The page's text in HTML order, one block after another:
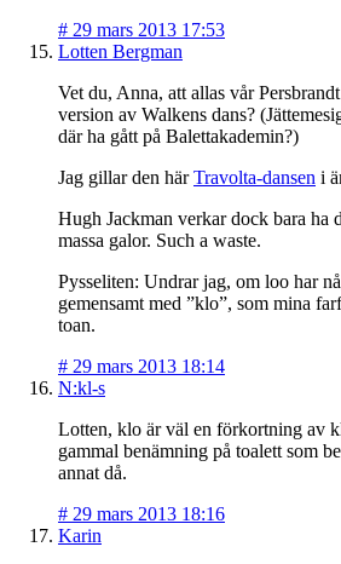
# 29 mars 2013 17:53
Lotten Bergman
Vet du, Anna, att allas vår
version av Walkens dans?
där ha gått på Balettakademin?)
Jag gillar den härTravolta-dansen i
Hugh Jackman verkar dock bara ha
massa galor. Such a waste.
Pysseliten: Undrar jag, om loo har
gemensamt med ”klo”, som mina
toan.
# 29 mars 2013 18:14
N:kl-s
Lotten, klo är väl en förkortning av
gammal benämning på toalett som
annat då.
# 29 mars 2013 18:16
Karin